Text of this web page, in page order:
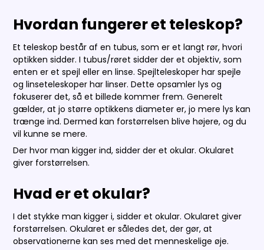
Hvordan fungerer et teleskop?
Et teleskop består af en tubus, som er et langt rør, hvori
optikken sidder. I tubus/røret sidder der et objektiv, som
enten er et spejl eller en linse. Spejlteleskoper har spejle
og linseteleskoper har linser. Dette opsamler lys og
fokuserer det, så et billede kommer frem. Generelt
gælder, at jo større optikkens diameter er, jo mere lys kan
trænge ind. Dermed kan forstørrelsen blive højere, og du
vil kunne se mere.
Der hvor man kigger ind, sidder der et okular. Okularet
giver forstørrelsen.
Hvad er et okular?
I det stykke man kigger i, sidder et okular. Okularet giver
forstørrelsen. Okularet er således det, der gør, at
observationerne kan ses med det menneskelige øje.